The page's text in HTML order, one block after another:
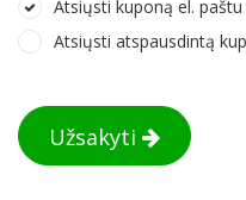
Atsiųsti kuponą el. paštu
Atsiųsti atspausdintą
Užsakyti